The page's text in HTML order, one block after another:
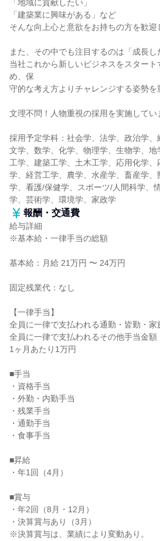
「地域に貢献したい」
「建築業に興味がある」など
そんな向上心と意欲をお持ちの方を歓迎
また、その中でも注目するのは「成長し
当社これから新しいビジネスをスター
め、保
守的な考え方よりチャレンジする姿勢を
文理不問！人物重視の採用を実施してい
採用予定学科：社会学、法学、政治学、
文学、数学、化学、物理学、生物学、
工学、建築工学、土木工学、応用化学
学、経営工学、農学、水産学、畜産学
学、看護/保健学、スポーツ/人間科学、
学、芸術学、環境学、家政学
報酬・交通費
給与詳細
※基本給・一律手当の総額
基本給：月給 21万円 〜 24万円
固定残業代：なし
【一律手当】
全員に一律で支払われる通勤・皆勤・家
全員に一律で支払われるその他手当金額
1ヶ月あたり1万円
■手当
・資格手当
・外勤・内勤手当
・残業手当
・通勤手当
・食事手当
■昇給
・年1回（4月）
■賞与
・年2回（8月・12月）
・決算賞与あり（3月）
※決算賞与は、業績により変動あり。